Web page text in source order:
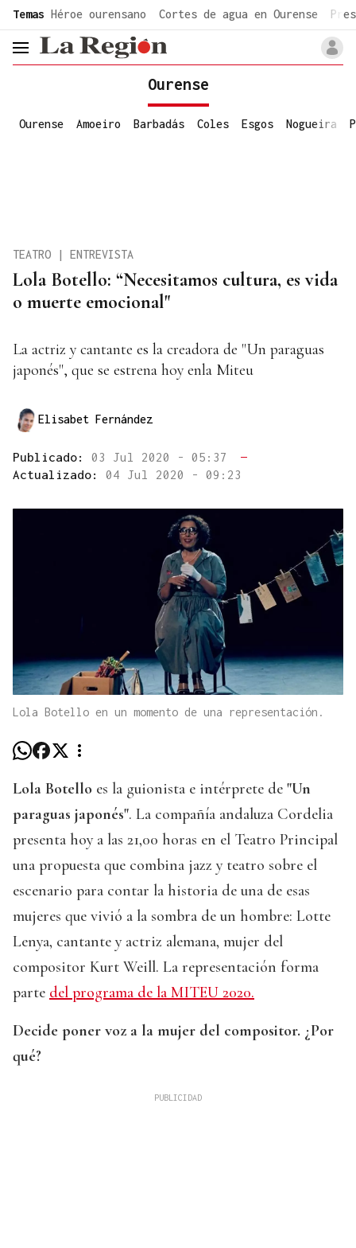
common.go-to-content
Temas Héroe ourensano Cortes de agua en Ourense
header.menu.open
Ourense
Ourense Amoeiro Barbadás Coles Esgos Nogueira
Lola Botello: “Necesitamos cultura, es vida
o muerte emocional"
TEATRO | ENTREVISTA
La actriz y cantante es la creadora de "Un paraguas
japonés", que se estrena hoy enla Miteu
Elisabet Fernández
Publicado: 03 Jul 2020 - 05:37
—
Actualizado: 04 Jul 2020 - 09:23
Lola Botello en un momento de una representación.
Lola Botello es la guionista e intérprete de "Un
paraguas japonés". La compañía andaluza Cordelia
presenta hoy a las 21,00 horas en el Teatro Principal
una propuesta que combina jazz y teatro sobre el
escenario para contar la historia de una de esas
mujeres que vivió a la sombra de un hombre: Lotte
Lenya, cantante y actriz alemana, mujer del
compositor Kurt Weill. La representación forma
parte del programa de la MITEU 2020.
Decide poner voz a la mujer del compositor. ¿Por
qué?